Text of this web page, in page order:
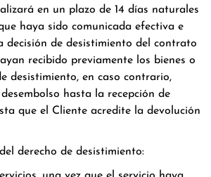
en un plazo de 14 días naturales
haya sido comunicada efectiva e
decisión de desistimiento del contrato
recibido previamente los bienes o
desistimiento, en caso contrario,
hasta la recepción de
que el Cliente acredite la devolución
derecho de desistimiento: